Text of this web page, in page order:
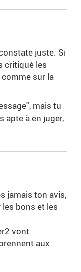
juste. Si
critiqué les
sur la
mais tu
apte à en juger,
jamais ton avis,
bons et les
vont
aux